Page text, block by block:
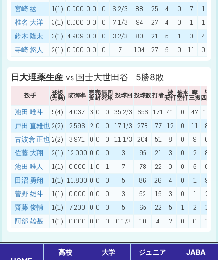
宮崎 紘
1(1) 0.000 0 0 0 6 2/3 88 25 4 0 7 1
椎名 大洋
3(1) 0.000 0 0 0 7 1/3 94 27 4 0 1 1
鈴木 隆太
2(1) 4.909 0 0 0 3 2/3 80 21 5 1 0 4
寺崎 悠人
2(1) 0.000 0 0 0 7 104 27 5 0 11 0
日大理薬生産 vs 国士大世田谷 5勝8敗
投手 登板
(先発) 防御率 完
投
完
封
無四
死球 投球回 投球数打者 被
安打
被本
塁打
奪
三振
与
四球
池田 唯斗 5(4) 4.037 3 0 0 35 2/3 656 171 41 0 47 15
戸田 直雄也2(2) 2.596 2 0 0 17 1/3 278 77 12 0 11 8
古波倉 正也2(2) 3.971 0 0 0 11 1/3 204 51 8 0 9 6
佐藤 大翔
2(1) 12.000 0 0 0 3 95 21 3 0 2 8
池田 唯人
1(1) 0.000 1 0 1 7 78 22 0 0 5 0
田沼 勇翔
1(1) 10.800 0 0 0 5 86 26 4 0 1 9
菅野 雄斗
1(1) 0.000 0 0 0 3 52 15 3 0 1 2
齋藤 俊輔
1(1) 7.200 0 0 0 5 65 22 5 1 2 1
阿部 雄基
1(1) 0.000 0 0 0 0 1/3 10 4 2 0 0 1
高校 大学 ジュニア JABA